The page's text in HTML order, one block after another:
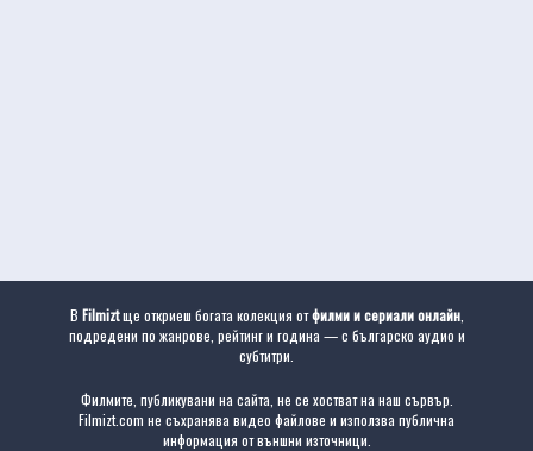
В Filmiztще откриеш богата колекция отфилми и сериали онлайн,
подредени по жанрове, рейтинг и година — с българско аудио и
субтитри.
Филмите, публикувани на сайта, не се хостват на наш сървър.
Filmizt.com не съхранява видео файлове и използва публична
информация от външни източници.